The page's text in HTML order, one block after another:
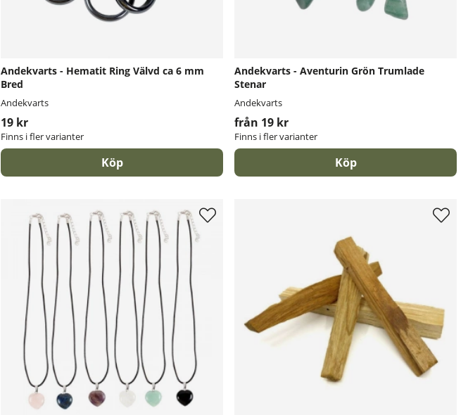
Andekvarts - Hematit Ring Välvd ca 6 mm
Bred
Andekvarts
19 kr
Finns i fler varianter
Köp
Andekvarts - Aventurin Grön Trumlade
Stenar
Andekvarts
från 19 kr
Finns i fler varianter
Köp